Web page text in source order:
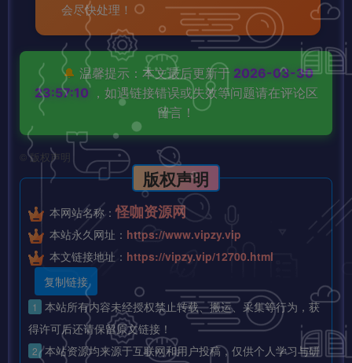
会尽快处理！
🔔 温馨提示：本文最后更新于 2026-03-30
23:57:10 ，如遇链接错误或失效等问题请在评论区
留言！
版权声明
版权声明
本网站名称：怪咖资源网
本站永久网址： https://www.vipzy.vip
本文链接地址： https://vipzy.vip/12700.html
复制链接
1
本站所有内容未经授权禁止转载、搬运、采集等行为，获
得许可后还请保留原文链接！
2 本站资源均来源于互联网和用户投稿，仅供个人学习与研